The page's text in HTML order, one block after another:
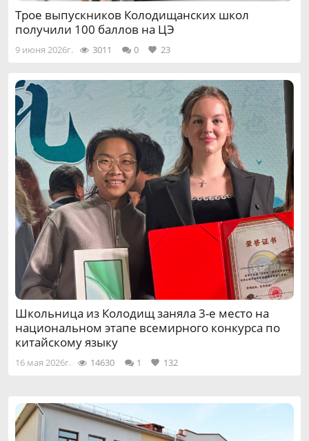
Трое выпускников Колодищанских школ
получили 100 баллов на ЦЭ
9 июня 2026г. 3011 0 23
Школьница из Колодищ заняла 3-е место на
национальном этапе всемирного конкурса по
китайскому языку
16 мая 2026г. 14630 1 132